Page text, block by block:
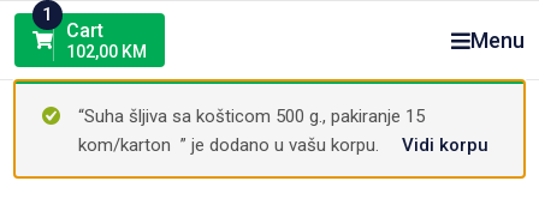
Skip
content
1
Cart
102,00 KM Menu
“Suha šljiva sa košticom 500 g., pakiranje 15
kom/karton ” je dodano u vašu korpu.
Vidi korpu